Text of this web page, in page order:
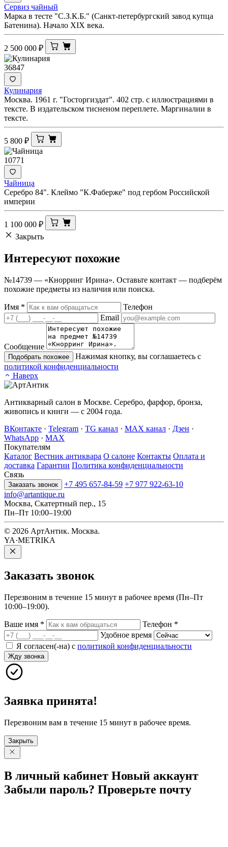
Сервиз чайный
Марка в тесте "С.З.К.Б." (Санкт-петербургский завод купца
Батенина). Начало XIX века.
2 500 000 ₽
36847
Кулинария
Москва. 1961 г. "Госторгиздат". 402 стр. с иллюстрациями в
тексте. В издательском тисненом переплете. Маргиналии в
тексте.
5 800 ₽
10771
Чайница
Серебро 84". Клеймо "К.Фаберже" под гербом Российской
империи
1 100 000 ₽
Закрыть
Интересуют похожие
№14739 — «Кнорринг Ирина». Оставьте контакт — подберём
похожие предметы из наличия или поиска.
Имя *
Телефон
Email
Сообщение
Подобрать похожее
Нажимая кнопку, вы соглашаетесь с
политикой конфиденциальности
Наверх
Антикварный салон в Москве. Серебро, фарфор, бронза,
живопись и книги — с 2004 года.
ВКонтакте · Telegram · TG канал · MAX канал · Дзен ·
WhatsApp · MAX
Покупателям
Каталог Вестник антиквара О салоне Контакты Оплата и
доставка Гарантии Политика конфиденциальности
Связь
Заказать звонок +7 495 657-84-59 +7 977 922-63-10
info@artantique.ru
Москва, Скатертный пер., 15
Пн–Пт 10:00–19:00
© 2026 АртАнтик. Москва.
YA·METRIKA
Заказать звонок
Перезвоним в течение 15 минут в рабочее время (Пн–Пт
10:00–19:00).
Ваше имя * Телефон *
Удобное время
Я согласен(-на) с политикой конфиденциальности
Жду звонка
Заявка принята!
Перезвоним вам в течение 15 минут в рабочее время.
Закрыть
В личный кабинет Новый аккаунт
Забыли пароль? Проверьте почту